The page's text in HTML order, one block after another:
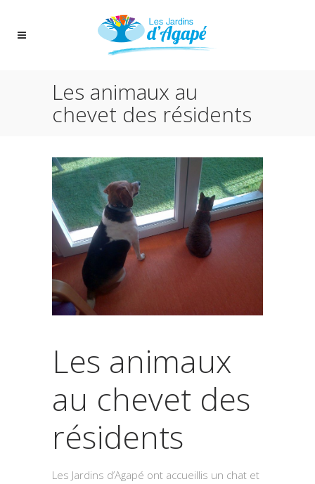
Les animaux au
chevet des résidents
Les animaux
au chevet des
résidents
Les Jardins d’Agapé ont accueillis un chat et